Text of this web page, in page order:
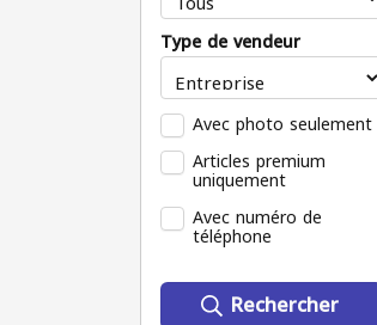
Type de vendeur
Avec photo seulement
Articles premium
uniquement
Avec numéro de
téléphone
Rechercher